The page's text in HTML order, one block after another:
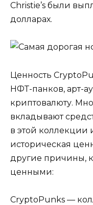
Christie’s были
долларах.
Ценность
НФТ-панков, арт-
криптовалюту.
вкладывают
в этой коллекции
историческая
другие причины,
ценными:
CryptoPunks —